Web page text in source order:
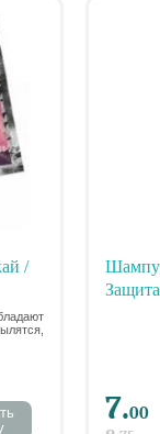
/
7.00